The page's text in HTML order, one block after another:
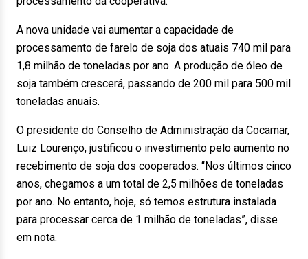
A nova unidade vai aumentar a capacidade de
processamento de farelo de soja dos atuais 740 mil para
1,8 milhão de toneladas por ano. A produção de óleo de
soja também crescerá, passando de 200 mil para 500 mil
toneladas anuais.
O presidente do Conselho de Administração da Cocamar,
Luiz Lourenço, justificou o investimento pelo aumento no
recebimento de soja dos cooperados. “Nos últimos cinco
anos, chegamos a um total de 2,5 milhões de toneladas
por ano. No entanto, hoje, só temos estrutura instalada
para processar cerca de 1 milhão de toneladas”, disse
em nota.